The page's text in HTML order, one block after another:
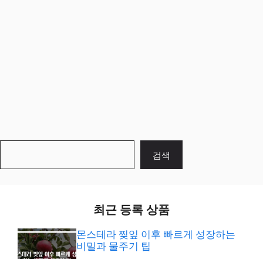
검색
최근 등록 상품
몬스테라 찢잎 이후 빠르게 성장하는
비밀과 물주기 팁